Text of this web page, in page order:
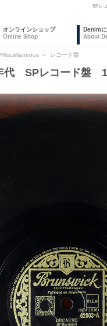
SPレ
オンラインショップ
Online Shop
Denim
About
Miscellaneous ＞ レコード盤
代 SPレコード盤